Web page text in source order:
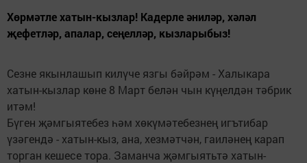
Хөрмәтле хатын-кызлар! Кадерле әниләр, хәләл
җефетләр, апалар, сеңелләр, кызларыбыз!
Сезне якынлашып килүче язгы бәйрәм - Халыкара
хатын-кызлар көне 8 Март белән чын күңелдән тәбрик
итәм!
Бүген җәмгыятебез һәм хөкүмәтебезнең игътибар
үзәгендә - хатын-кыз, ана, хезмәтчән, гаиләнең карап
торган кешесе тора. Заманча җәмгыятьтә хатын-